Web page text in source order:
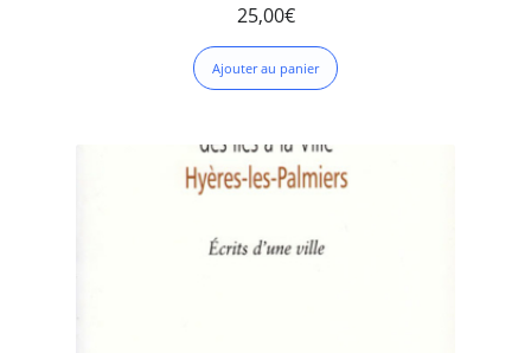
25,00€
Ajouter au panier